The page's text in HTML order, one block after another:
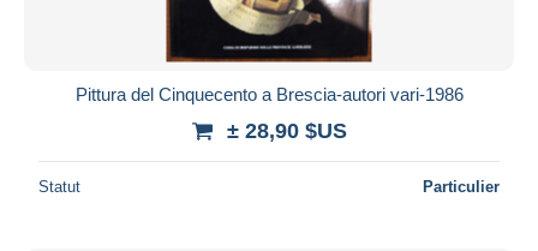
Pittura del Cinquecento a Brescia-autori vari-1986
± 28,90 $US
Statut Particulier